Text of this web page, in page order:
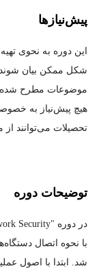
پیش‌نیاز‌ها
این دوره به نحوی
شکل ممکن بیان شوند
موضوعات مطرح شده
هیچ پیش‌نیاز به
تحصیلات می‌توانند از
توضیحات دوره
با نحوه اتصال
شد. ابتدا با اصول